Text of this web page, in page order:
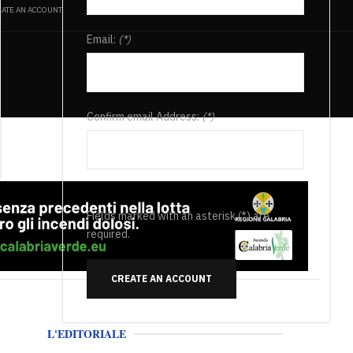
AN ACCOUNT
Email: (*)
Confirm email Address:(*)
Fields marked with an asterisk (*) are
required.
CREATE AN ACCOUNT
L'EDITORIALE